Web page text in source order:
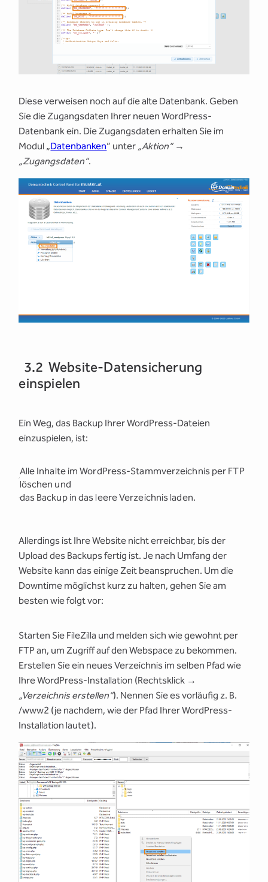
Diese verweisen noch auf die alte Datenbank. Geben
Sie die Zugangsdaten Ihrer neuen WordPress-
Datenbank ein. Die Zugangsdaten erhalten Sie im
Modul „Datenbanken“ unter „Aktion“→
„Zugangsdaten“.
3.2 Website-Datensicherung
einspielen
Ein Weg, das Backup Ihrer WordPress-Dateien
einzuspielen, ist:
Alle Inhalte im WordPress-Stammverzeichnis per FTP
löschen und
das Backup in das leere Verzeichnis laden.
Allerdings ist Ihre Website nicht erreichbar, bis der
Upload des Backups fertig ist. Je nach Umfang der
Website kann das einige Zeit beanspruchen. Um die
Downtime möglichst kurz zu halten, gehen Sie am
besten wie folgt vor:
Starten Sie FileZilla und melden sich wie gewohnt per
FTP an, um Zugriff auf den Webspace zu bekommen.
Erstellen Sie ein neues Verzeichnis im selben Pfad wie
Ihre WordPress-Installation (Rechtsklick →
„Verzeichnis erstellen“). Nennen Sie es vorläufig z. B.
/www2 (je nachdem, wie der Pfad Ihrer WordPress-
Installation lautet).